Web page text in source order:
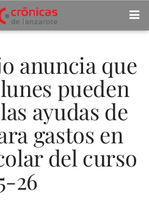
anuncia que
pueden
ayudas de
gastos en
del curso
26